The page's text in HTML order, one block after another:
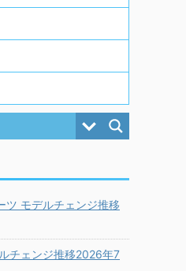
ツ モデルチェンジ推移
チェンジ推移2026年7